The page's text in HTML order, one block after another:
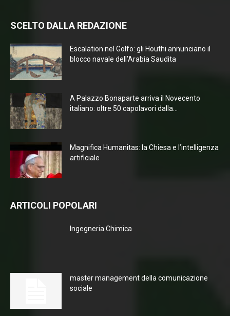
SCELTO DALLA REDAZIONE
Escalation nel Golfo: gli Houthi annunciano il
blocco navale dell’Arabia Saudita
A Palazzo Bonaparte arriva il Novecento
italiano: oltre 50 capolavori dalla...
Magnifica Humanitas: la Chiesa e l’intelligenza
artificiale
ARTICOLI POPOLARI
Ingegneria Chimica
master management della comunicazione
sociale